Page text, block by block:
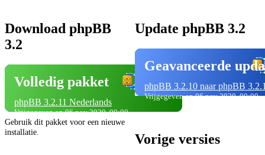
Download phpBB
3.2
Volledig pakket
phpBB 3.2.11 Nederlands
Vrijgegeven op 06 nov 2020, 00:00
Gebruik dit pakket voor een nieuwe
installatie.
Update phpBB 3.2
Geavanceerde
phpBB 3.2.10 naar phpBB
Vrijgegeven op 06 nov 2020, 00:00
Vorige versies